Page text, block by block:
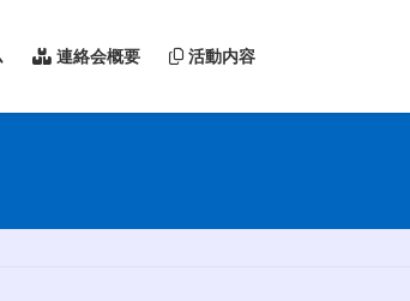
連絡会概要 活動内容